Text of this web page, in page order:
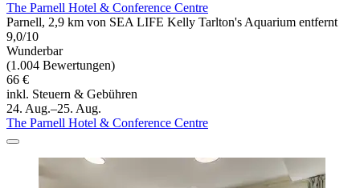
The Parnell Hotel & Conference Centre
Parnell, 2,9 km von SEA LIFE Kelly Tarlton's Aquarium entfernt
9,0/10
Wunderbar
(1.004 Bewertungen)
66 €
inkl. Steuern & Gebühren
24. Aug.–25. Aug.
The Parnell Hotel & Conference Centre